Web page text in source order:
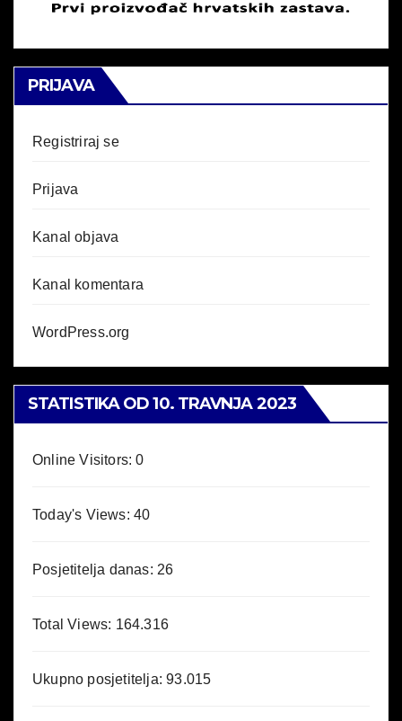
PRIJAVA
Registriraj se
Prijava
Kanal objava
Kanal komentara
WordPress.org
STATISTIKA OD 10. TRAVNJA 2023
Online Visitors:0
Today's Views: 40
Posjetitelja danas: 26
Total Views: 164.316
Ukupno posjetitelja:93.015